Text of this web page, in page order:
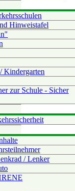
Hinweistafel
Kindergarten
zur Schule - Sicher
/ Lenker